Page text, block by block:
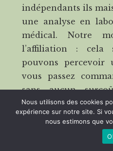
indépendants ils
une analyse en
médical. Notre
l’affiliation : cela
pouvons percevoir
vous passez
sans aucun
transparence fait
notre engagement.
Nous utilisons des cookies
expérience sur notre site. Si
nous estimons que